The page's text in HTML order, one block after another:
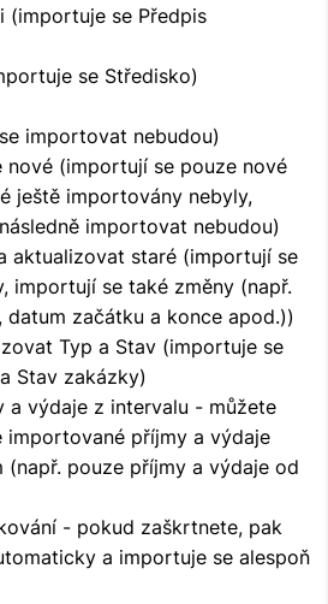
(importuje se Předpis
se Středisko)
importovat nebudou)
nové (importují se pouze nové
ještě importovány nebyly,
importovat nebudou)
aktualizovat staré (importují se
importují se také změny (např.
datum začátku a konce apod.))
Typ a Stav (importuje se
Stav zakázky)
a výdaje z intervalu - můžete
importované příjmy a výdaje
(např. pouze příjmy a výdaje od
- pokud zaškrtnete, pak
a importuje se alespoň